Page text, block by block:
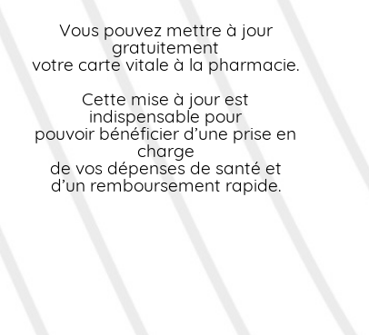
Vous pouvez mettre à jour
gratuitement
votre carte vitale à la pharmacie.
Cette mise à jour est
indispensable pour
pouvoir bénéficier d’une prise en
charge
de vos dépenses de santé et
d’un remboursement rapide.